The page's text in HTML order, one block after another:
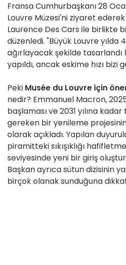
Fransa Cumhurbaşkanı 28
Louvre Müzesi'ni ziyaret
Laurence Des Cars ile birlikte
düzenledi. "Büyük Louvre yılda
ağırlayacak şekilde tasarlandı
yapıldı, ancak eskime hızı bizi
Peki Musée du Louvre için
nedir? Emmanuel Macron,
başlaması ve 2031 yılına
gereken bir yenileme projesinin
olarak açıkladı. Yapılan
piramitteki sıkışıklığı
seviyesinde yeni bir giriş
Başkan ayrıca sütun dizisinin
birçok olanak sunduğuna